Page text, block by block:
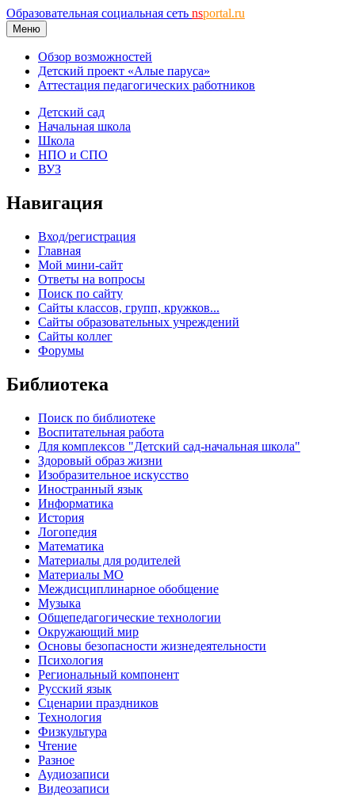
Образовательная социальная сеть nsportal.ru
Меню
Обзор возможностей
Детский проект «Алые паруса»
Аттестация педагогических работников
Детский сад
Начальная школа
Школа
НПО и СПО
ВУЗ
Навигация
Вход/регистрация
Главная
Мой мини-сайт
Ответы на вопросы
Поиск по сайту
Сайты классов, групп, кружков...
Сайты образовательных учреждений
Сайты коллег
Форумы
Библиотека
Поиск по библиотеке
Воспитательная работа
Для комплексов "Детский сад-начальная школа"
Здоровый образ жизни
Изобразительное искусство
Иностранный язык
Информатика
История
Логопедия
Математика
Материалы для родителей
Материалы МО
Междисциплинарное обобщение
Музыка
Общепедагогические технологии
Окружающий мир
Основы безопасности жизнедеятельности
Психология
Региональный компонент
Русский язык
Сценарии праздников
Технология
Физкультура
Чтение
Разное
Аудиозаписи
Видеозаписи